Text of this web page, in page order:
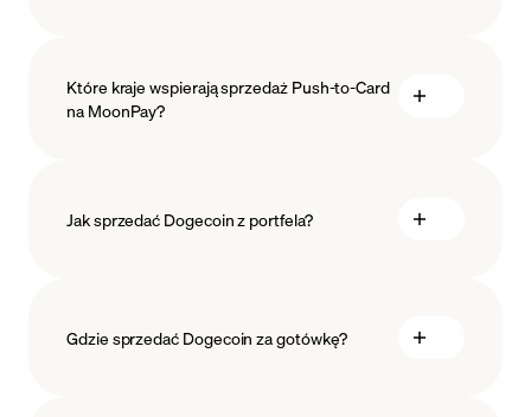
Które kraje wspierają sprzedaż Push-to-Card
na MoonPay?
Jak sprzedać Dogecoin z portfela?
Gdzie sprzedać Dogecoin za gotówkę?